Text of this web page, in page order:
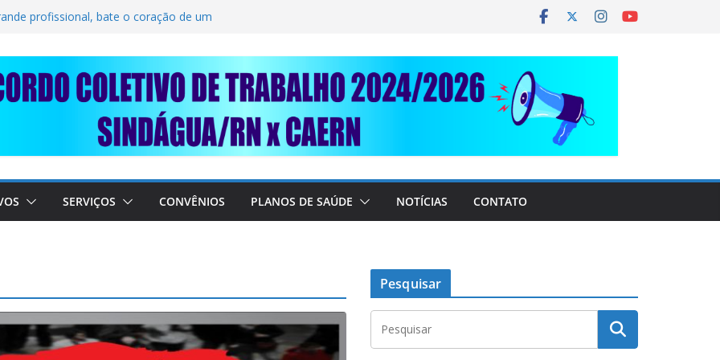
DA CAERN!
DO SINDÁGUA/RN! 📢
em importante debate com o Ministro
SABESP! 🚨
SERVIÇOS CONVÊNIOS PLANOS DE SAÚDE NOTÍCIAS CONTATO
Pesquisar